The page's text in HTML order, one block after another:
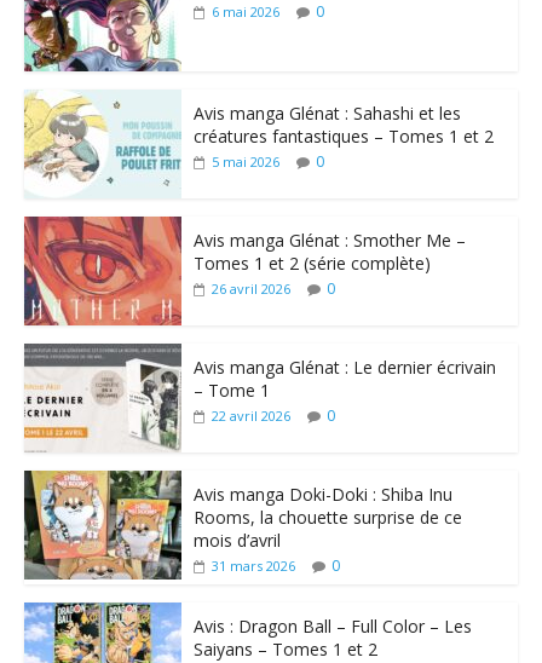
6 mai 2026 0
Avis manga Glénat : Sahashi et les
créatures fantastiques – Tomes 1 et 2
5 mai 2026 0
Avis manga Glénat : Smother Me –
Tomes 1 et 2 (série complète)
26 avril 2026 0
Avis manga Glénat : Le dernier écrivain
– Tome 1
22 avril 2026 0
Avis manga Doki-Doki : Shiba Inu
Rooms, la chouette surprise de ce
mois d’avril
31 mars 2026 0
Avis : Dragon Ball – Full Color – Les
Saiyans – Tomes 1 et 2